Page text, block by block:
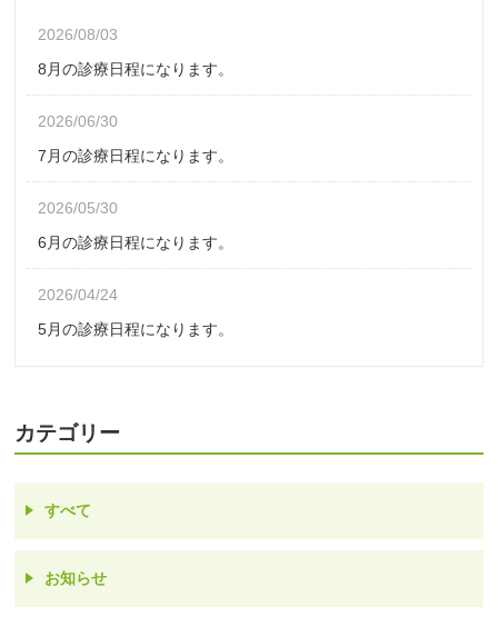
2026/08/03
8月の診療日程になります。
2026/06/30
7月の診療日程になります。
2026/05/30
6月の診療日程になります。
2026/04/24
5月の診療日程になります。
カテゴリー
すべて
お知らせ